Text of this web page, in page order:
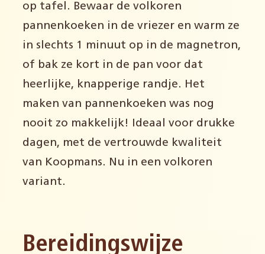
op tafel. Bewaar de volkoren
pannenkoeken in de vriezer en warm ze
in slechts 1 minuut op in de magnetron,
of bak ze kort in de pan voor dat
heerlijke, knapperige randje. Het
maken van pannenkoeken was nog
nooit zo makkelijk! Ideaal voor drukke
dagen, met de vertrouwde kwaliteit
van Koopmans. Nu in een volkoren
variant.
Bereidingswijze